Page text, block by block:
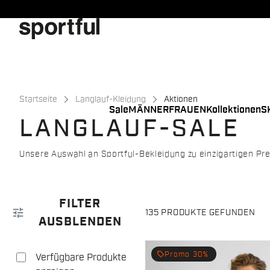
Inhalt
springen
Navigation
springen
Sale MÄNNERFRAUEN Kollektionen
Startseite Langlauf-Kleidung Aktionen
LANGLAUF-SALE
Unsere Auswahl an Sportful-Bekleidung zu einzigartigen
tune
FILTER
AUSBLENDEN
135 PRODUKTE GEFUNDEN
Verfügbare Produkte
local_offer Promo 30%